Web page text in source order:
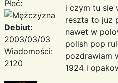
Płeć:
Debiut:
2003/03/03
Wiadomości:
2120
i czym tu sie
reszta to juz
nawet w
polish pop
pozdrawiam
1924 i